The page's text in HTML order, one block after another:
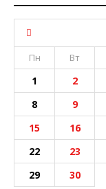
Пн
Вт
1 2
8
9
15
16
22
23
29
30